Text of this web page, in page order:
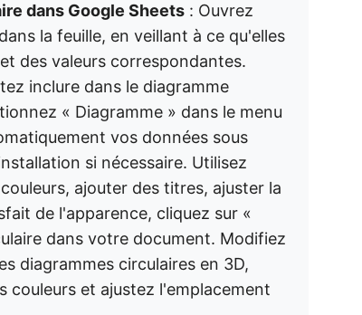
dans Google Sheets : Ouvrez
la feuille, en veillant à ce qu'elles
des valeurs correspondantes.
inclure dans le diagramme
« Diagramme » dans le menu
vos données sous
si nécessaire. Utilisez
ajouter des titres, ajuster la
de l'apparence, cliquez sur «
dans votre document. Modifiez
diagrammes circulaires en 3D,
couleurs et ajustez l'emplacement